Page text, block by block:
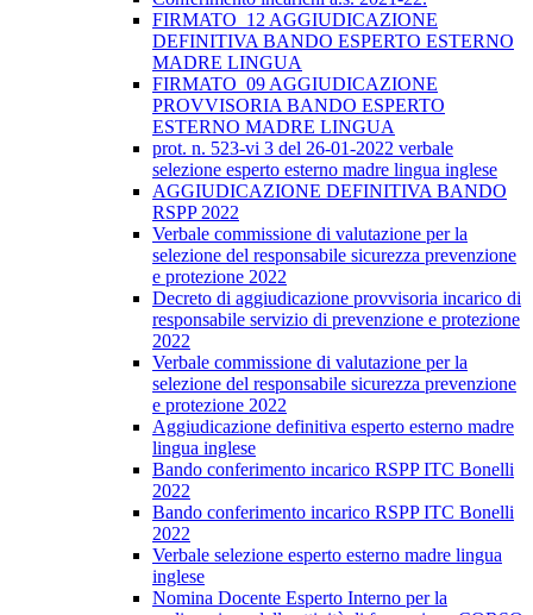
FIRMATO_12 AGGIUDICAZIONE
DEFINITIVA BANDO ESPERTO ESTERNO
MADRE LINGUA
FIRMATO_09 AGGIUDICAZIONE
PROVVISORIA BANDO ESPERTO
ESTERNO MADRE LINGUA
prot. n. 523-vi 3 del 26-01-2022 verbale
selezione esperto esterno madre lingua inglese
AGGIUDICAZIONE DEFINITIVA BANDO
RSPP 2022
Verbale commissione di valutazione per la
selezione del responsabile sicurezza prevenzione
e protezione 2022
Decreto di aggiudicazione provvisoria incarico di
responsabile servizio di prevenzione e protezione
2022
Verbale commissione di valutazione per la
selezione del responsabile sicurezza prevenzione
e protezione 2022
Aggiudicazione definitiva esperto esterno madre
lingua inglese
Bando conferimento incarico RSPP ITC Bonelli
2022
Bando conferimento incarico RSPP ITC Bonelli
2022
Verbale selezione esperto esterno madre lingua
inglese
Nomina Docente Esperto Interno per la